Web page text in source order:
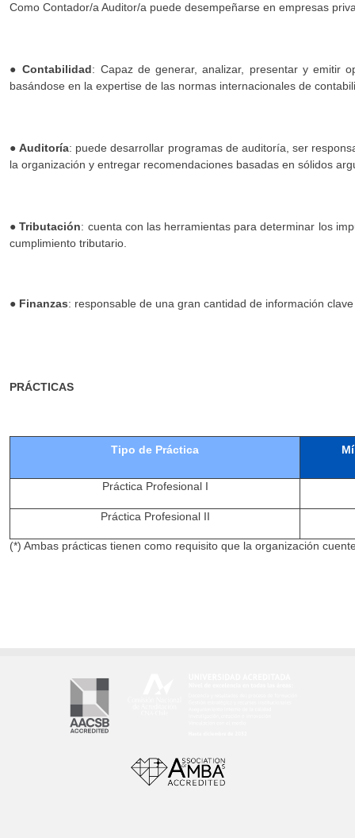
Como Contador/a Auditor/a puede desempeñarse en empresas
●Contabilidad: Capaz de generar, analizar, presentar y emitir
basándose en la expertise de las normas internacionales de
●Auditoría: puede desarrollar programas de auditoría, ser
la organización y entregar recomendaciones basadas en sólidos
●Tributación: cuenta con las herramientas para determinar los
cumplimiento tributario.
● Finanzas: responsable de una gran cantidad de información
PRÁCTICAS
Tipo de Práctica
Práctica Profesional I
Práctica Profesional II
(*) Ambas prácticas tienen como requisito que la organización